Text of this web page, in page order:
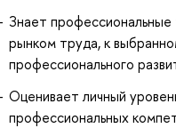
Знает
рынком труда, к
профессионального
Оценивает личный
профессиональных